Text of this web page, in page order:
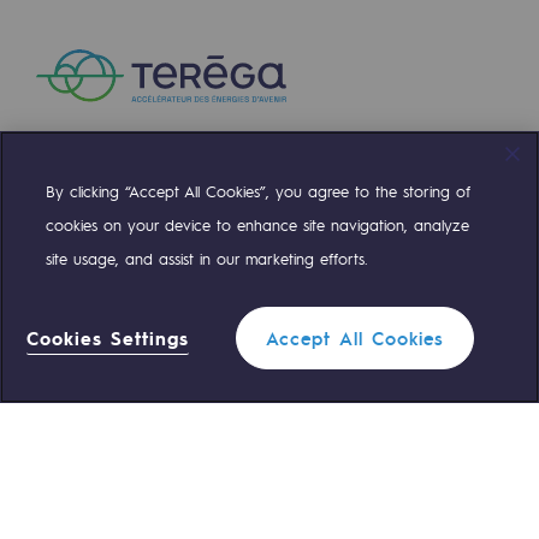
Communiqués de presse
Actualités
Documentation
Evénements
L'édito Teréga
Compte TwitterCompte Facebook
Compte LinkedinCompte Youtube
Standard Teréga 0 559 133 400
By clicking “Accept All Cookies”, you agree to the storing of
cookies on your device to enhance site navigation, analyze
site usage, and assist in our marketing efforts.
Cookies Settings Accept All Cookies